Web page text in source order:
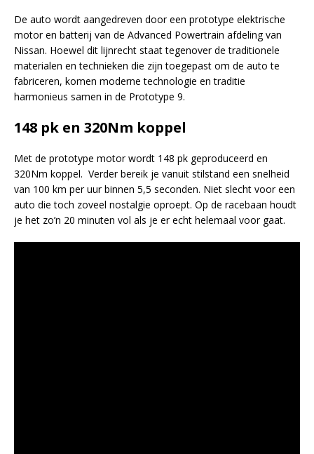
De auto wordt aangedreven door een prototype elektrische
motor en batterij van de Advanced Powertrain afdeling van
Nissan. Hoewel dit lijnrecht staat tegenover de traditionele
materialen en technieken die zijn toegepast om de auto te
fabriceren, komen moderne technologie en traditie
harmonieus samen in de Prototype 9.
148 pk en 320Nm koppel
Met de prototype motor wordt 148 pk geproduceerd en
320Nm koppel. Verder bereik je vanuit stilstand een snelheid
van 100 km per uur binnen 5,5 seconden. Niet slecht voor een
auto die toch zoveel nostalgie oproept. Op de racebaan houdt
je het zo’n 20 minuten vol als je er echt helemaal voor gaat.